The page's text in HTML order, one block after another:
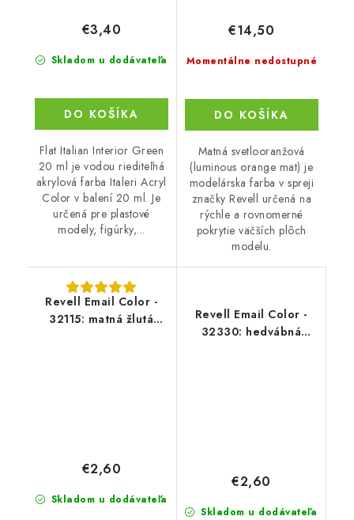
Skladom u dodávateľa
€3,40
DO KOŠÍKA
Flat Italian Interior Green
20 ml je vodou riediteľná
akrylová farba Italeri Acryl
Color v balení 20 ml. Je
určená pre plastové
modely, figúrky,...
Momentálne nedostupné
€14,50
DO KOŠÍKA
Matná svetlooranžová
(luminous orange mat) je
modelárska farba v spreji
značky Revell určená na
rýchle a rovnomerné
pokrytie väčších plôch
modelu.
Revell Email Color -
32115: matná žlutá
Skladom u dodávateľa
€2,60
Revell Email Color -
32330: hedvábná
Skladom u dodávateľa
€2,60